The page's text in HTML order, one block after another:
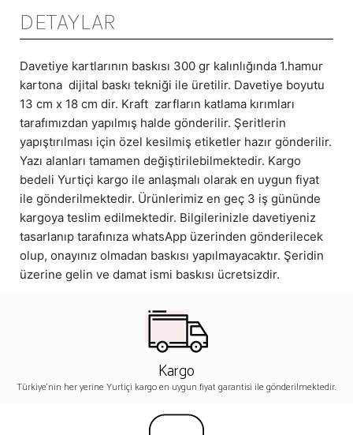
DETAYLAR
Davetiye kartlarının baskısı 300 gr kalınlığında 1.hamur
kartona dijital baskı tekniği ile üretilir. Davetiye boyutu
13 cm x 18 cm dir. Kraft zarfların katlama kırımları
tarafımızdan yapılmış halde gönderilir. Şeritlerin
yapıştırılması için özel kesilmiş etiketler hazır gönderilir.
Yazı alanları tamamen değiştirilebilmektedir. Kargo
bedeli Yurtiçi kargo ile anlaşmalı olarak en uygun fiyat
ile gönderilmektedir. Ürünlerimiz en geç 3 iş gününde
kargoya teslim edilmektedir. Bilgilerinizle davetiyeniz
tasarlanıp tarafınıza whatsApp üzerinden gönderilecek
olup, onayınız olmadan baskısı yapılmayacaktır. Şeridin
üzerine gelin ve damat ismi baskısı ücretsizdir.
Kargo
Türkiye'nin her yerine Yurtiçi kargo en uygun fiyat garantisi ile gönderilmektedir.